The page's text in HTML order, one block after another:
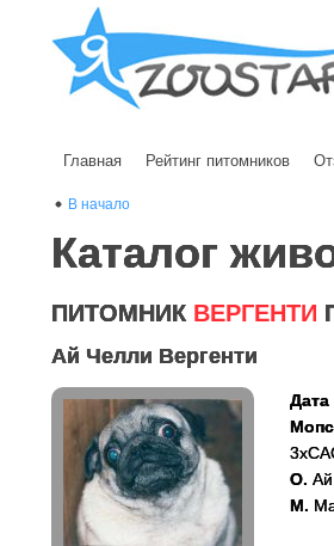
Главная Рейтинг питомников
В начало
Каталог
ПИТОМНИК ВЕРГЕНТИ
Ай Челли Вергенти
Дата
О.
М.